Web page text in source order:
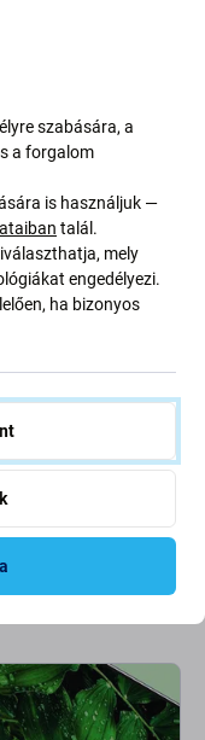
szabására, a
a forgalom
is használjuk —
talál.
mely
engedélyezi.
ha bizonyos